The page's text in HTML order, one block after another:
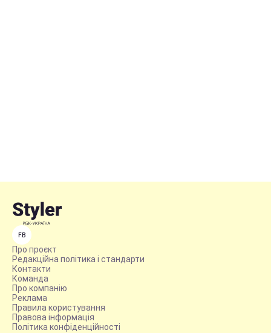
FB
Про проєкт
Редакційна політика і стандарти
Контакти
Команда
Про компанію
Реклама
Правила користування
Правова інформація
Політика конфіденційності